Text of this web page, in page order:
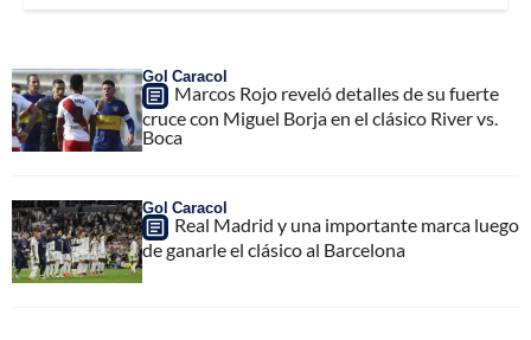
Gol Caracol
Marcos Rojo reveló detalles de su fuerte
cruce con Miguel Borja en el clásico River vs.
Boca
Gol Caracol
Real Madrid y una importante marca luego
de ganarle el clásico al Barcelona